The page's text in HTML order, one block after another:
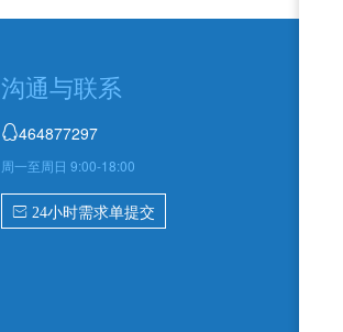
沟通与联系
464877297
周一至周日 9:00-18:00
 24小时需求单提交